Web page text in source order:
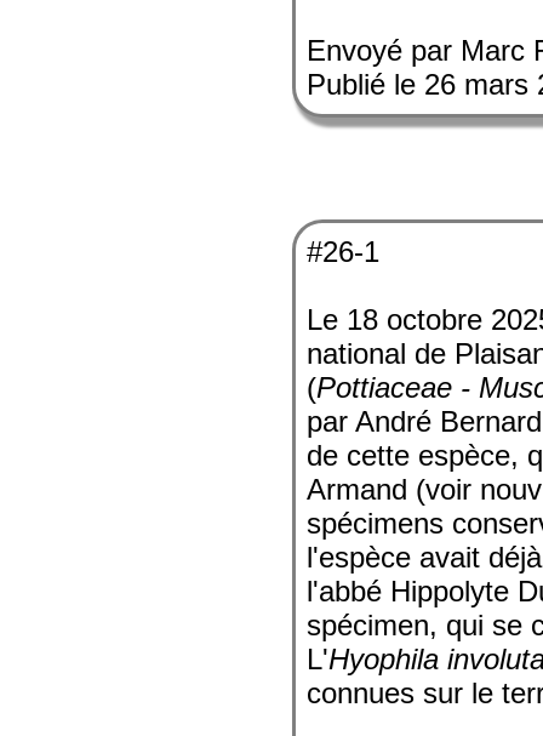
Envoyé par Marc
Publié le 26 mars
#26-1
Le 18 octobre
national de
(Pottiaceae -
par André
de cette espèce,
Armand (voir
spécimens
l'espèce avait
l'abbé Hippolyte
spécimen, qui se
L'Hyophila
connues sur le